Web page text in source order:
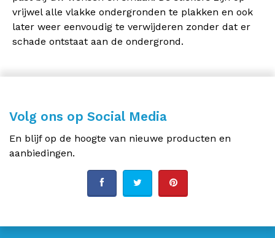
vrijwel alle vlakke ondergronden te plakken en ook
later weer eenvoudig te verwijderen zonder dat er
schade ontstaat aan de ondergrond.
Volg ons op Social Media
En blijf op de hoogte van nieuwe producten en
aanbiedingen.